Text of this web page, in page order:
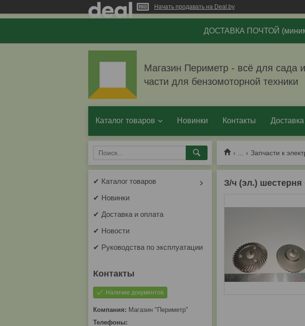
Начать продавать на Deal.by
ДОСТАВКА ПОЧТОЙ
Магазин Периметр - всё для сада
части для бензомоторной техники
Каталог товаров Новинки Контакты
Запчасти к
З/ч (эл.) шестерня
✔ Каталог товаров
✔ Новинки
✔ Доставка и оплата
✔ Новости
✔ Руководства по эксплуатации
Наличие документов
Магазин "Периметр"